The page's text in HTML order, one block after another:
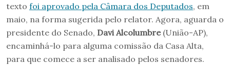
texto foi aprovado pela Câmara dos Deputados, em
maio, na forma sugerida pelo relator. Agora, aguarda o
presidente do Senado, Davi Alcolumbre(União-AP),
encaminhá-lo para alguma comissão da Casa Alta,
para que comece a ser analisado pelos senadores.